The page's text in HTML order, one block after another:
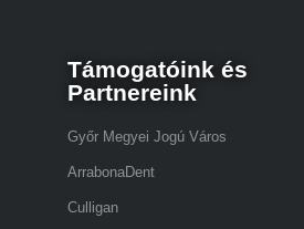
Támogatóink és
Partnereink
Győr Megyei Jogú Város
ArrabonaDent
Culligan